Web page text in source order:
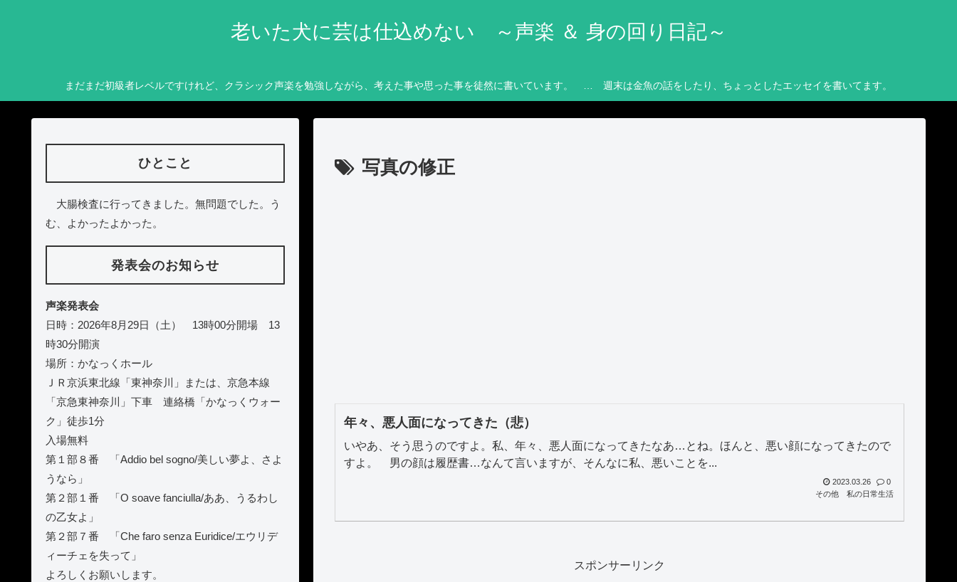
老いた犬に芸は仕込めない ～声楽 ＆ 身の回り日記～
まだまだ初級者レベルですけれど、クラシック声楽を勉強しながら、考えた事や思った事を徒然に書いています。 … 週末は金魚の話をしたり、ちょっとしたエッセイを書いてます。
写真の修正
年々、悪人面になってきた（悲）
いやあ、そう思うのですよ。私、年々、悪人面になってきたなあ…とね。ほんと、悪い顔になってきたので
すよ。 男の顔は履歴書…なんて言いますが、そんなに私、悪いことを...
2023.03.26
0
その他
私の日常生活
スポンサーリンク
ひとこと
大腸検査に行ってきました。無問題でした。う
む、よかったよかった。
発表会のお知らせ
声楽発表会
日時：2026年8月29日（土） 13時00分開場 13
時30分開演
場所：かなっくホール
ＪＲ京浜東北線「東神奈川」または、京急本線
「京急東神奈川」下車 連絡橋「かなっくウォー
ク」徒歩1分
入場無料
第１部８番 「Addio bel sogno/美しい夢よ、さよ
うなら」
第２部１番 「O soave fanciulla/ああ、うるわし
の乙女よ」
第２部７番 「Che faro senza Euridice/エウリデ
ィーチェを失って」
よろしくお願いします。